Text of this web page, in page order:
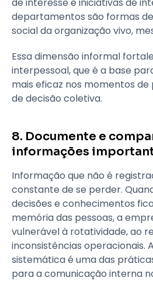
departamentos são formas
social da organização vivo,
Essa dimensão informal
interpessoal, que é a base
mais eficaz nos momentos
de decisão coletiva.
8. Documente e
informações
Informação que não é
constante de se perder.
decisões e conhecimentos
memória das pessoas, a
vulnerável à rotatividade, ao
inconsistências operacionais.
sistemática é uma das
para a comunicação interna